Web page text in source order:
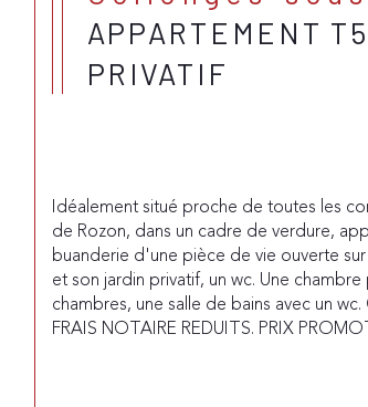
APPARTEMENT
PRIVATIF
Idéalement situé proche de toutes les
de Rozon, dans un cadre de verdure,
buanderie d'une pièce de vie ouverte
et son jardin privatif, un wc. Une
chambres, une salle de bains avec un
FRAIS NOTAIRE REDUITS. PRIX